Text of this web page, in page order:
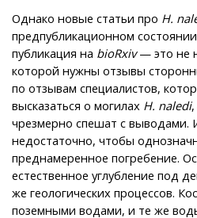
Однако новые статьи про H.
предпубликационном
публикация на bioRxiv— это не
которой нужны отзывы
по отзывам специалистов,
высказаться о могилах H. naledi
чрезмерно спешат с
недостаточно, чтобы
преднамеренное погребение.
естественное углубление под
же геологических процессов.
поземными водами, и те же